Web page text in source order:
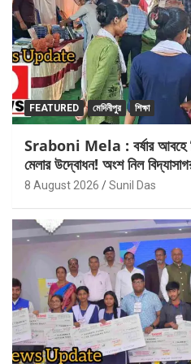
FEATURED মেদিনীপুর শিক্ষা
Sraboni Mela : বর্ষার আবহে
মেলার উদ্বোধন! অংশ নিল
8 August 2026 Sunil Das